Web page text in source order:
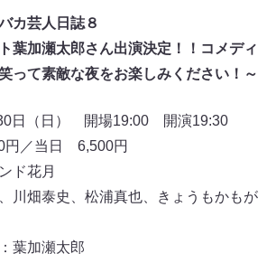
カ芸人日誌８
葉加瀬太郎さん出演決定！！コメディ
って素敵な夜をお楽しみください！～
日（日） 開場19:00 開演19:30
／当日 6,500円
ド花月
川畑泰史、松浦真也、きょうもかもが
葉加瀬太郎